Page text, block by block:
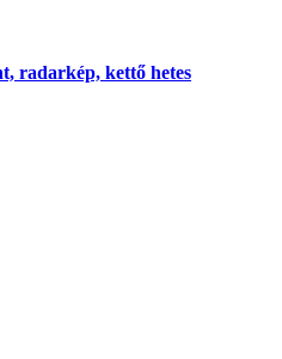
radarkép, kettő hetes